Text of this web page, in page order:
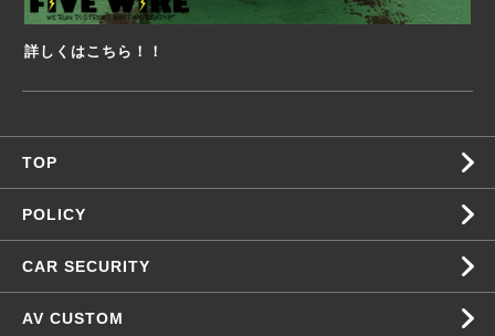
詳しくはこちら！！
TOP
POLICY
CAR SECURITY
AV CUSTOM